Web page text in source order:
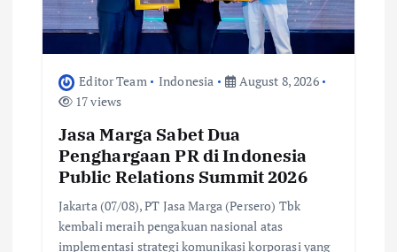
Editor Team Indonesia
August 8, 2026
17 views
Jasa Marga Sabet Dua
Penghargaan PR di Indonesia
Public Relations Summit 2026
Jakarta (07/08), PT Jasa Marga (Persero) Tbk
kembali meraih pengakuan nasional atas
implementasi strategi komunikasi korporasi yang